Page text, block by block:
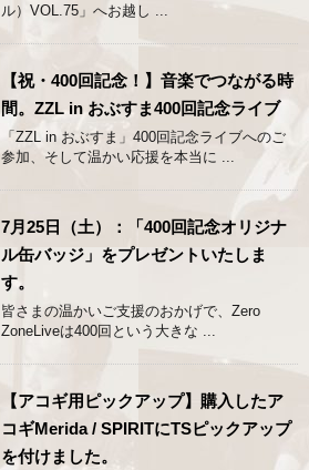
ル）VOL.75」へお越し ...
【祝・400回記念！】音楽でつながる時
間。ZZL in おぶすま400回記念ライブ
「ZZL in おぶすま」400回記念ライブへのご
参加、そして温かい応援を本当に ...
7月25日（土）：「400回記念オリジナ
ル缶バッジ」をプレゼントいたしま
す。
皆さまの温かいご支援のおかげで、Zero
ZoneLiveは400回という大きな ...
【アコギ用ピックアップ】購入したア
コギMerida / SPIRITにTSピックアップ
を付けました。